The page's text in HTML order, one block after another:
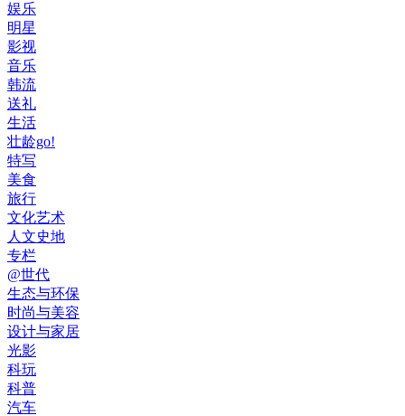
娱乐
明星
影视
音乐
韩流
送礼
生活
壮龄go!
特写
美食
旅行
文化艺术
人文史地
专栏
@世代
生态与环保
时尚与美容
设计与家居
光影
科玩
科普
汽车